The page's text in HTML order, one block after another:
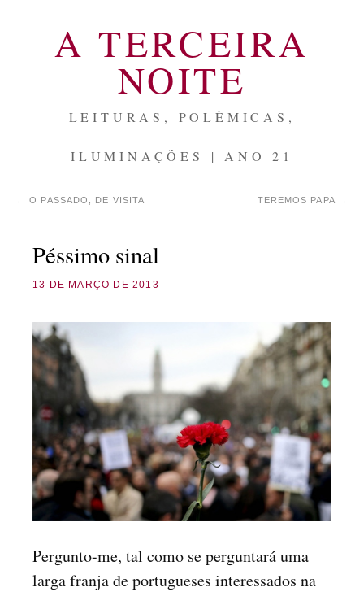
A TERCEIRA
NOITE
LEITURAS, POLÉMICAS,
ILUMINAÇÕES | ANO 21
← O PASSADO, DE VISITA TEREMOS PAPA →
Péssimo sinal
13 DE MARÇO DE 2013
Pergunto-me, tal como se perguntará uma
larga franja de portugueses interessados na